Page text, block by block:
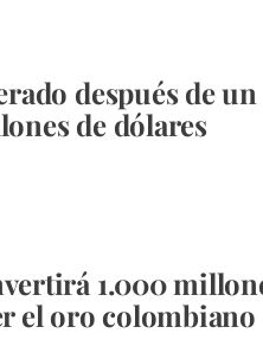
después de un
de dólares
1.000
el oro colombiano